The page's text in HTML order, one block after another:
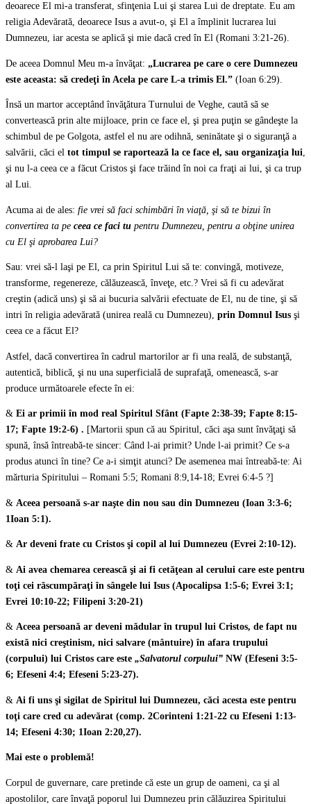
deoarece El mi-a transferat, sfinţenia Lui şi starea Lui de dreptate. Eu am
religia Adevărată, deoarece Isus a avut-o, şi El a împlinit lucrarea lui
Dumnezeu, iar acesta se aplică şi mie dacă cred în El (Romani 3:21-26).
De aceea Domnul Meu m-a învăţat: „Lucrarea pe care o cere Dumnezeu
este aceasta: să credeţi în Acela pe care L-a trimis El.” (Ioan 6:29).
Însă un martor acceptând învăţătura Turnului de Veghe, caută să se
convertească prin alte mijloace, prin ce face el, şi prea puţin se gândeşte la
schimbul de pe Golgota, astfel el nu are odihnă, seninătate şi o siguranţă a
salvării, căci el tot timpul se raportează la ce face el, sau organizaţia lui,
şi nu l-a ceea ce a făcut Cristos şi face trăind în noi ca fraţi ai lui, şi ca trup
al Lui.
Acuma ai de ales: fie vrei să faci schimbări în viaţă, şi să te bizui în
convertirea ta pe ceea ce faci tu pentru Dumnezeu, pentru a obţine unirea
cu El şi aprobarea Lui?
Sau: vrei să-l laşi pe El, ca prin Spiritul Lui să te: convingă, motiveze,
transforme, regenereze, călăuzească, înveţe, etc.? Vrei să fi cu adevărat
creştin (adică uns) şi să ai bucuria salvării efectuate de El, nu de tine, şi să
intri în religia adevărată (unirea reală cu Dumnezeu), prin Domnul Isus şi
ceea ce a făcut El?
Astfel, dacă convertirea în cadrul martorilor ar fi una reală, de substanţă,
autentică, biblică, şi nu una superficială de suprafaţă, omenească, s-ar
produce următoarele efecte în ei:
& Ei ar primii în mod real Spiritul Sfânt (Fapte 2:38-39; Fapte 8:15-
17; Fapte 19:2-6) . [Martorii spun că au Spiritul, căci aşa sunt învăţaţi să
spună, însă întreabă-te sincer: Când l-ai primit? Unde l-ai primit? Ce s-a
produs atunci în tine? Ce a-i simţit atunci? De asemenea mai întreabă-te: Ai
mărturia Spiritului – Romani 5:5; Romani 8:9,14-18; Evrei 6:4-5 ?]
& Aceea persoană s-ar naşte din nou sau din Dumnezeu (Ioan 3:3-6;
1Ioan 5:1).
& Ar deveni frate cu Cristos şi copil al lui Dumnezeu (Evrei 2:10-12).
& Ai avea chemarea cerească şi ai fi cetăţean al cerului care este pentru
toţi cei răscumpăraţi în sângele lui Isus (Apocalipsa 1:5-6; Evrei 3:1;
Evrei 10:10-22; Filipeni 3:20-21)
& Aceea persoană ar deveni mădular în trupul lui Cristos, de fapt nu
există nici creştinism, nici salvare (mântuire) în afara trupului
(corpului) lui Cristos care este „Salvatorul corpului” NW (Efeseni 3:5-
6; Efeseni 4:4; Efeseni 5:23-27).
& Ai fi uns şi sigilat de Spiritul lui Dumnezeu, căci acesta este pentru
toţi care cred cu adevărat (comp. 2Corinteni 1:21-22 cu Efeseni 1:13-
14; Efeseni 4:30; 1Ioan 2:20,27).
Mai este o problemă!
Corpul de guvernare, care pretinde că este un grup de oameni, ca şi al
apostolilor, care învaţă poporul lui Dumnezeu prin călăuzirea Spiritului